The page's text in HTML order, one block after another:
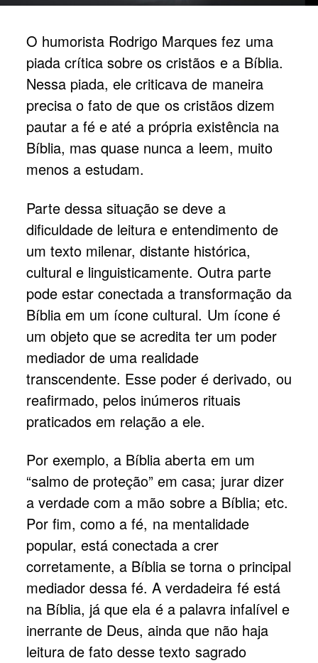
O humorista Rodrigo Marques fez uma
piada crítica sobre os cristãos e a Bíblia.
Nessa piada, ele criticava de maneira
precisa o fato de que os cristãos dizem
pautar a fé e até a própria existência na
Bíblia, mas quase nunca a leem, muito
menos a estudam.
Parte dessa situação se deve a
dificuldade de leitura e entendimento de
um texto milenar, distante histórica,
cultural e linguisticamente. Outra parte
pode estar conectada a transformação da
Bíblia em um ícone cultural. Um ícone é
um objeto que se acredita ter um poder
mediador de uma realidade
transcendente. Esse poder é derivado, ou
reafirmado, pelos inúmeros rituais
praticados em relação a ele.
Por exemplo, a Bíblia aberta em um
“salmo de proteção” em casa; jurar dizer
a verdade com a mão sobre a Bíblia; etc.
Por fim, como a fé, na mentalidade
popular, está conectada a crer
corretamente, a Bíblia se torna o principal
mediador dessa fé. A verdadeira fé está
na Bíblia, já que ela é a palavra infalível e
inerrante de Deus, ainda que não haja
leitura de fato desse texto sagrado